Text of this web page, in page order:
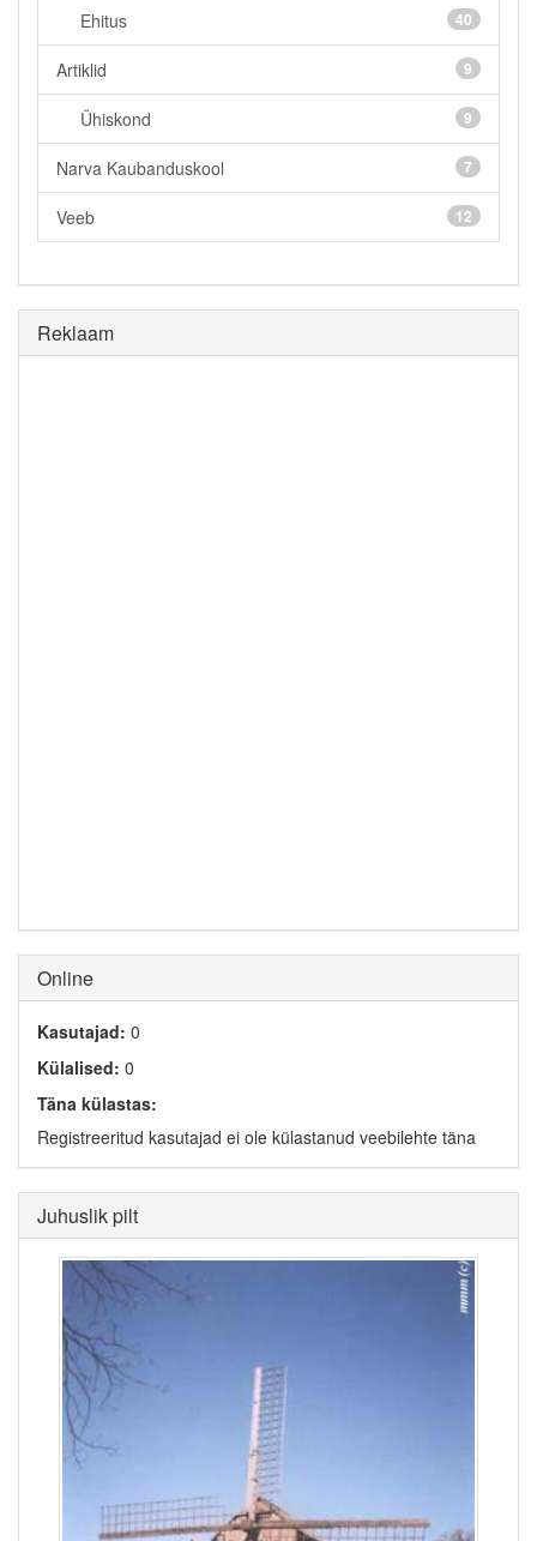
Ehitus 40
Artiklid 9
Ühiskond 9
Narva Kaubanduskool 7
Veeb 12
Reklaam
Online
Kasutajad: 0
Külalised: 0
Täna külastas:
Registreeritud kasutajad ei ole külastanud veebilehte täna
Juhuslik pilt